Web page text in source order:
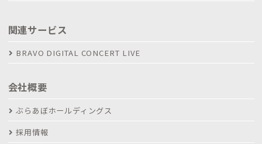
関連サービス
BRAVO DIGITAL CONCERT LIVE
会社概要
ぶらあぼホールディングス
採用情報